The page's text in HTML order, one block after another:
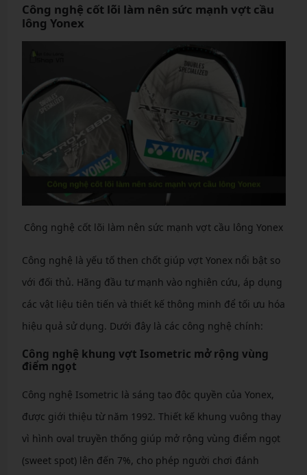
Công nghệ cốt lõi làm nên sức mạnh vợt cầu
lông Yonex
Công nghệ cốt lõi làm nên sức mạnh vợt cầu lông Yonex
Công nghệ là yếu tố then chốt giúp vợt Yonex nổi bật so
với đối thủ. Hãng đầu tư mạnh vào nghiên cứu, áp dụng
các vật liệu tiên tiến và thiết kế thông minh để tối ưu hóa
hiệu quả sử dụng. Dưới đây là các công nghệ chính:
Công nghệ khung vợt Isometric mở rộng vùng
điểm ngọt
Công nghệ Isometric là sáng tạo độc quyền của Yonex,
được giới thiệu từ năm 1992. Thiết kế khung vuông thay
vì hình oval truyền thống giúp mở rộng vùng điểm ngọt
(sweet spot) lên đến 7%, cho phép người chơi đánh